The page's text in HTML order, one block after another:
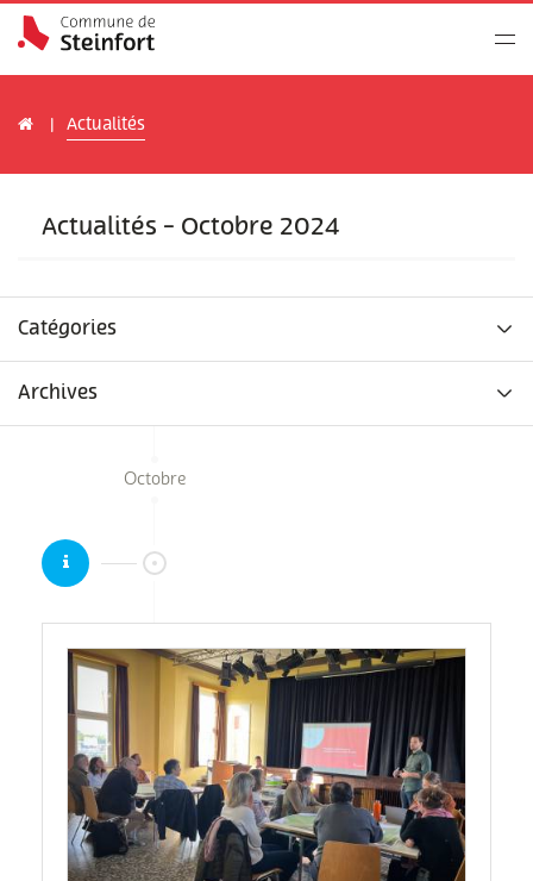
Actualités
Actualités - Octobre 2024
Catégories
Archives
Octobre